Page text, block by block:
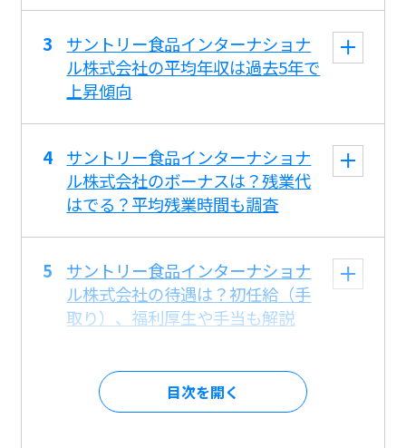
サントリー食品インターナショナ
ル株式会社の平均年収は過去5年で
上昇傾向
サントリー食品インターナショナ
ル株式会社のボーナスは？残業代
はでる？平均残業時間も調査
サントリー食品インターナショナ
ル株式会社の待遇は？初任給（手
取り）、福利厚生や手当も解説
目次を